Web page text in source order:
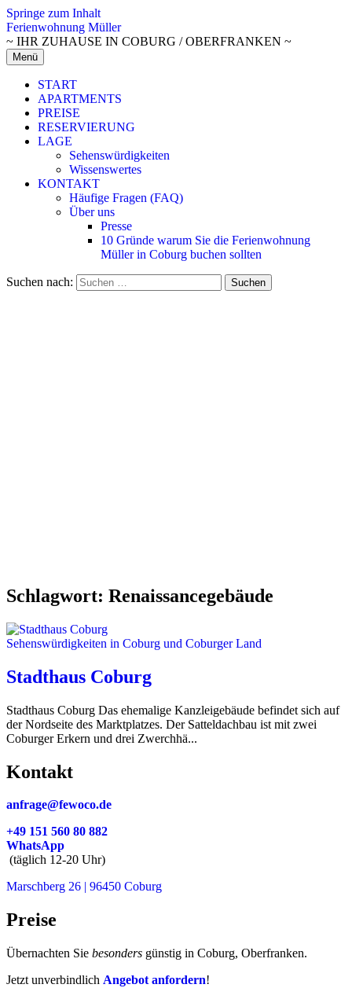
Springe zum Inhalt
Ferienwohnung Müller
~ IHR ZUHAUSE IN COBURG / OBERFRANKEN ~
Menü
START
APARTMENTS
PREISE
RESERVIERUNG
LAGE
Sehenswürdigkeiten
Wissenswertes
KONTAKT
Häufige Fragen (FAQ)
Über uns
Presse
10 Gründe warum Sie die Ferienwohnung
Müller in Coburg buchen sollten
Suchen nach:
Schlagwort: Renaissancegebäude
Sehenswürdigkeiten in Coburg und Coburger Land
Stadthaus Coburg
Stadthaus Coburg Das ehemalige Kanzleigebäude befindet sich auf
der Nordseite des Marktplatzes. Der Satteldachbau ist mit zwei
Coburger Erkern und drei Zwerchhä...
Kontakt
anfrage@fewoco.de
+49 151 560 80 882
WhatsApp
(täglich 12-20 Uhr)
Marschberg 26 | 96450 Coburg
Preise
Übernachten Sie besonders günstig in Coburg, Oberfranken.
Jetzt unverbindlich Angebot anfordern!